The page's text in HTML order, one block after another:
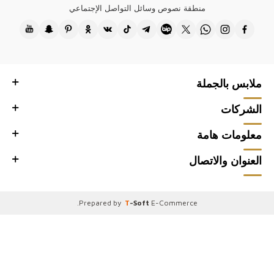
في الصيف، بينما نقدم كنزات تريكو توفر الدفء في الشتاء، لتنال رضا عملائكم.
اختاروا كازي وتميزوا ببوتيكاتكم في الأسواق البارزة مثل الرياض، دبي، وجدة.
اجذبوا عملائكم بأرقى التصاميم التي تجمع بين الجودة والأناقة. مع كازي، تمتعوا
النسائية بالجملة Kazee.
منطقة نصوص وسائل التواصل الإجتماعي
ملابس بالجملة
الشركات
معلومات هامة
العنوان والاتصال
Prepared by T-Soft E-Commerce
.